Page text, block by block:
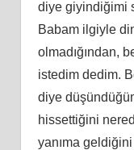
diye giyindiğimi
Babam ilgiyle
olmadığından,
istedim dedim.
diye
hissettiğini
yanıma